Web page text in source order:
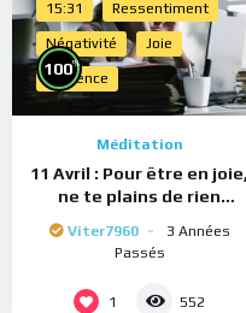
15:31 Ressentiment
Négativité Joie
Présence
100%
Méditation
11 Avril : Pour être en joie,
ne te plains de rien
Viter7960
3 Années
Passés
1 552